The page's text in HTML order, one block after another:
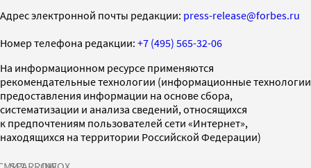
Адрес электронной почты редакции: press-release@forbes.ru
Номер телефона редакции: +7 (495) 565-32-06
На информационном ресурсе применяются
рекомендательные технологии (информационные технологии
предоставления информации на основе сбора,
систематизации и анализа сведений, относящихся
к предпочтениям пользователей сети «Интернет»,
находящихся на территории Российской Федерации)